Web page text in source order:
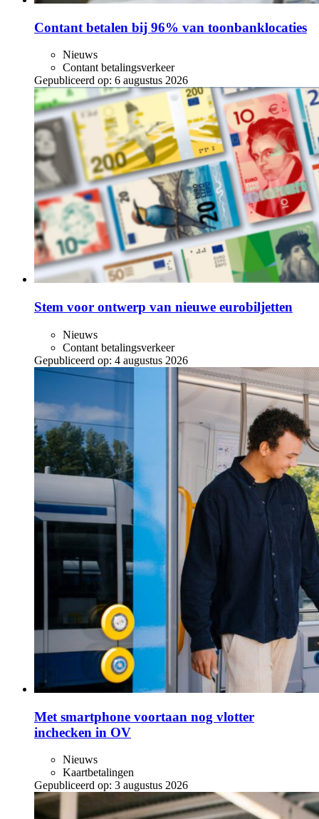
Contant betalen bij 96% van toonbanklocaties
Nieuws
Contant betalingsverkeer
Gepubliceerd op: 6 augustus 2026
Stem voor ontwerp van nieuwe eurobiljetten
Nieuws
Contant betalingsverkeer
Gepubliceerd op: 4 augustus 2026
Met smartphone voortaan nog vlotter
inchecken in OV
Nieuws
Kaartbetalingen
Gepubliceerd op: 3 augustus 2026